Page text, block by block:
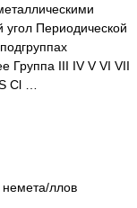
Периодической
Группа III IV V VI VII
Cl …
ллов